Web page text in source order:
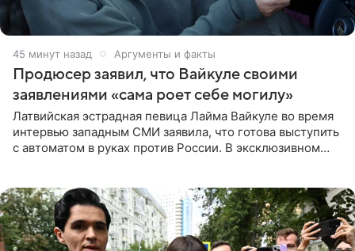
45 минут назад Аргументы и факты
Продюсер заявил, что Вайкуле своими
заявлениями «сама роет себе могилу»
Латвийская эстрадная певица Лайма Вайкуле во время
интервью западным СМИ заявила, что готова выступить
с автоматом в руках против России. В эксклюзивном